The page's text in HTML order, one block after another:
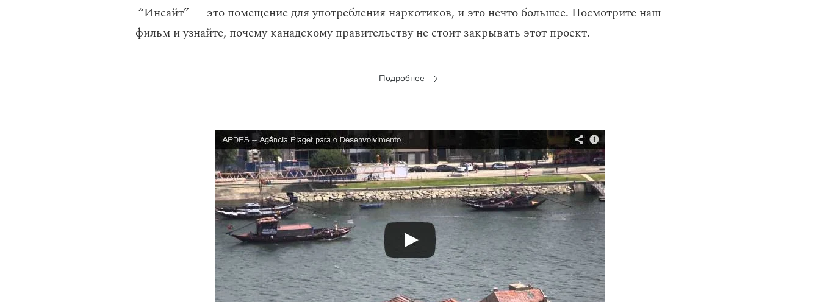
“Инсайт” — это помещение для употребления наркотиков, и это нечто большее. Посмотрите наш
фильм и узнайте, почему канадскому правительству не стоит закрывать этот проект.
Подробнее